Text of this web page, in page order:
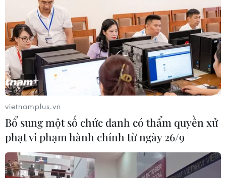
vietnamplus.vn
Bổ sung một số chức danh có thẩm quyền xử
phạt vi phạm hành chính từ ngày 26/9